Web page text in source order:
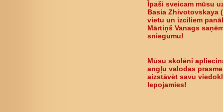
Īpaši sveicam mūsu
Basia Zhivotovskaya
vietu un izciliem
Mārtiņš Vanags
sniegumu!
Mūsu skolēni
angļu valodas
aizstāvēt savu
lepojamies!